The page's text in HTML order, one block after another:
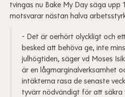
tvingas nu Bake My Day säga upp
motsvarar nästan halva
- Det är oerhört olyckligt och
besked att behöva ge, inte
julhögtiden, säger vd Moses
är en lågmarginalverksamhet
intäkterna rasa de senaste
tyvärr nödvändigt för att säkra